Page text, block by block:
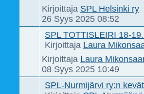
Kirjoittaja SPL Helsinki ry
26 Syys 2025 08:52
SPL TOTTISLEIRI 18-
Kirjoittaja Laura
Kirjoittaja Laura
08 Syys 2025 10:49
SPL-Nurmijärvi ry:n